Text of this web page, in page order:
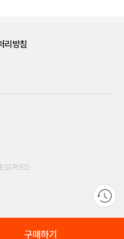
구매하기
리방침
엠케이빌딩)
휴일 휴무)